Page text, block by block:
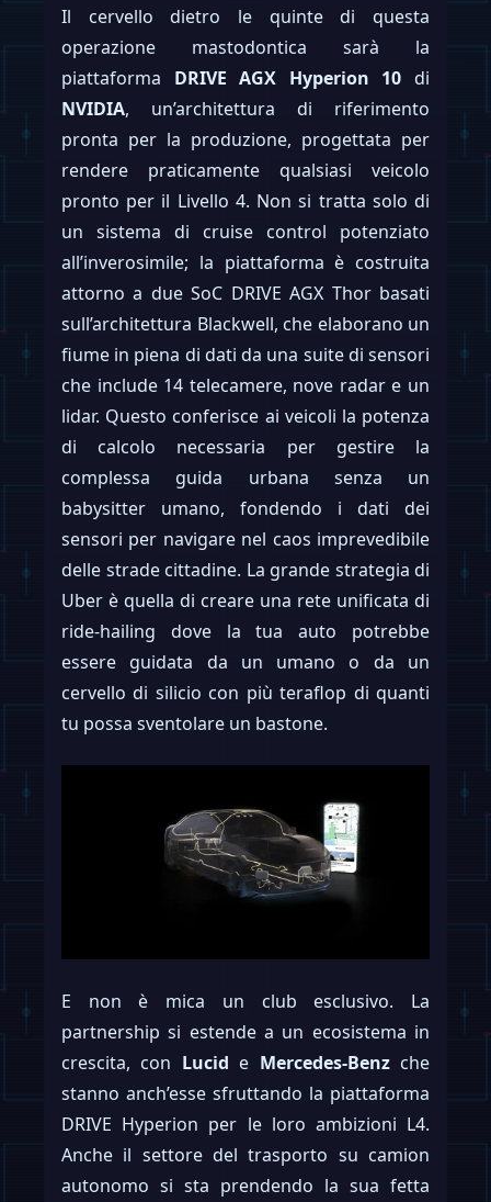
Il cervello dietro le quinte di questa
operazione mastodontica sarà la
piattaforma DRIVE AGX Hyperion 10 di
NVIDIA, un’architettura di riferimento
pronta per la produzione, progettata per
rendere praticamente qualsiasi veicolo
pronto per il Livello 4. Non si tratta solo di
un sistema di cruise control potenziato
all’inverosimile; la piattaforma è costruita
attorno a due SoC DRIVE AGX Thor basati
sull’architettura Blackwell, che elaborano un
fiume in piena di dati da una suite di sensori
che include 14 telecamere, nove radar e un
lidar. Questo conferisce ai veicoli la potenza
di calcolo necessaria per gestire la
complessa guida urbana senza un
babysitter umano, fondendo i dati dei
sensori per navigare nel caos imprevedibile
delle strade cittadine. La grande strategia di
Uber è quella di creare una rete unificata di
ride-hailing dove la tua auto potrebbe
essere guidata da un umano o da un
cervello di silicio con più teraflop di quanti
tu possa sventolare un bastone.
E non è mica un club esclusivo. La
partnership si estende a un ecosistema in
crescita, con Lucid e Mercedes-Benzche
stanno anch’esse sfruttando la piattaforma
DRIVE Hyperion per le loro ambizioni L4.
Anche il settore del trasporto su camion
autonomo si sta prendendo la sua fetta